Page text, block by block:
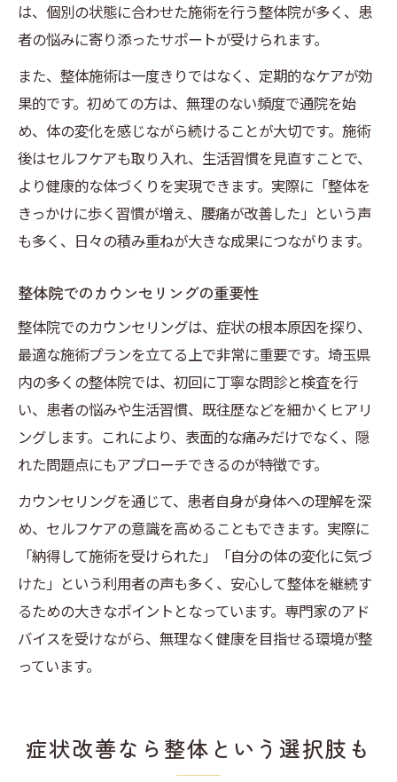
は、個別の状態に合わせた施術を行う整体院が多く、患
者の悩みに寄り添ったサポートが受けられます。
また、整体施術は一度きりではなく、定期的なケアが効
果的です。初めての方は、無理のない頻度で通院を始
め、体の変化を感じながら続けることが大切です。施術
後はセルフケアも取り入れ、生活習慣を見直すことで、
より健康的な体づくりを実現できます。実際に「整体を
きっかけに歩く習慣が増え、腰痛が改善した」という声
も多く、日々の積み重ねが大きな成果につながります。
整体院でのカウンセリングの重要性
整体院でのカウンセリングは、症状の根本原因を探り、
最適な施術プランを立てる上で非常に重要です。埼玉県
内の多くの整体院では、初回に丁寧な問診と検査を行
い、患者の悩みや生活習慣、既往歴などを細かくヒアリ
ングします。これにより、表面的な痛みだけでなく、隠
れた問題点にもアプローチできるのが特徴です。
カウンセリングを通じて、患者自身が身体への理解を深
め、セルフケアの意識を高めることもできます。実際に
「納得して施術を受けられた」「自分の体の変化に気づ
けた」という利用者の声も多く、安心して整体を継続す
るための大きなポイントとなっています。専門家のアド
バイスを受けながら、無理なく健康を目指せる環境が整
っています。
症状改善なら整体という選択肢も